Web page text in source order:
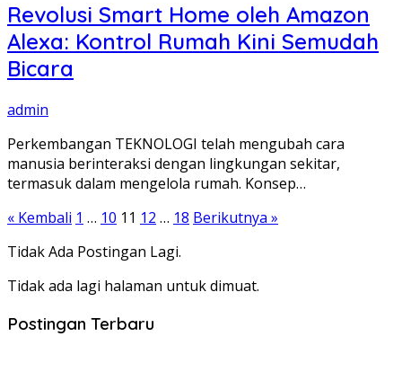
Revolusi Smart Home oleh Amazon
Alexa: Kontrol Rumah Kini Semudah
Bicara
admin
Perkembangan TEKNOLOGI telah mengubah cara
manusia berinteraksi dengan lingkungan sekitar,
termasuk dalam mengelola rumah. Konsep…
Paginasi
pos
« Kembali 1 … 10 11 12 … 18 Berikutnya »
Tidak Ada Postingan Lagi.
Tidak ada lagi halaman untuk dimuat.
Postingan Terbaru